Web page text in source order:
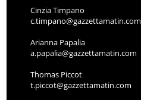
Cinzia Timpano
c.timpano@gazzettamatin.com
Arianna Papalia
a.papalia@gazzettamatin.com
Thomas Piccot
t.piccot@gazzettamatin.com